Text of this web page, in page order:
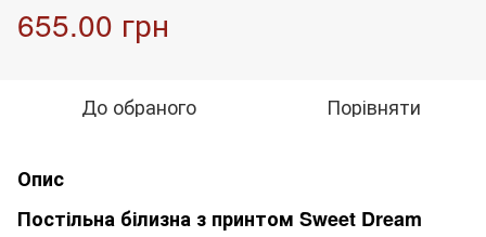
655.00 грн
До обраного Порівняти
Опис
Постільна білизна з принтом Sweet Dream